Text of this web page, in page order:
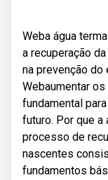
Weba água
a recuperação
na prevenção do
Webaumentar
fundamental
futuro. Por que a
processo de
nascentes
fundamentos